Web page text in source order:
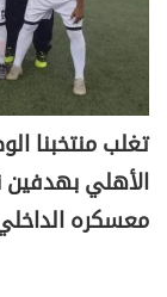
تغلب منتخبنا
الأهلي بهدفين
معسكره